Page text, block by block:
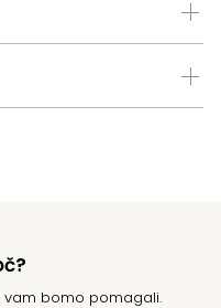
vam bomo pomagali.